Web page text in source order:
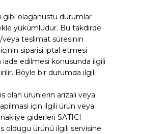
gibi olaganüstü durumlar
yükümlüdür. Bu takdirde
veya teslimat süresinin
siparisi iptal etmesi
edilmesi konusunda ilgili
Böyle bir durumda ilgili
olan ürünlerin arizali veya
için ilgili ürün veya
giderleri SATICI
oldugu ürünü ilgili servisine